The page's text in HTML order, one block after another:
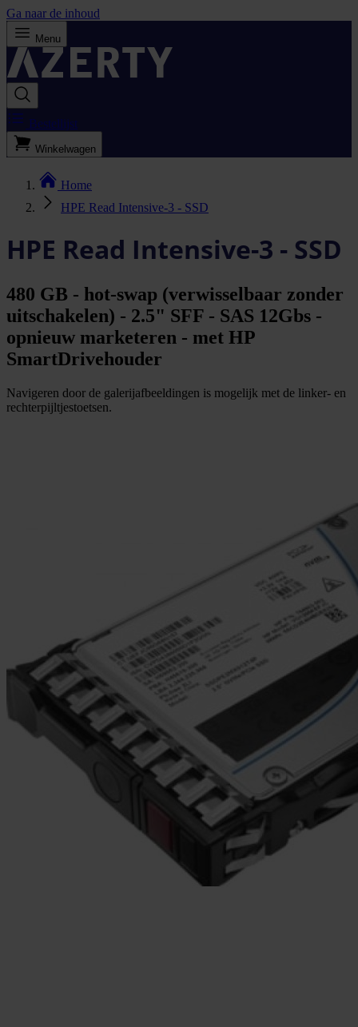
Ga naar de inhoud
Menu
Bestellijst
Winkelwagen
Home
HPE Read Intensive-3 - SSD
HPE Read Intensive-3 - SSD
480 GB - hot-swap (verwisselbaar zonder
uitschakelen) - 2.5" SFF - SAS 12Gbs -
opnieuw marketeren - met HP
SmartDrivehouder
Navigeren door de galerijafbeeldingen is mogelijk met de linker- en
rechterpijltjestoetsen.